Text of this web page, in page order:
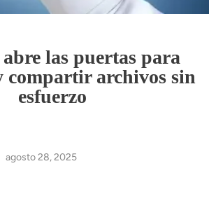
las puertas para
archivos sin
esfuerzo
agosto 28, 2025